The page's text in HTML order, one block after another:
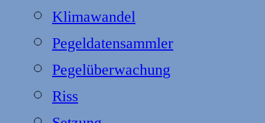
Klimawandel
Pegeldatensammler
Pegelüberwachung
Riss